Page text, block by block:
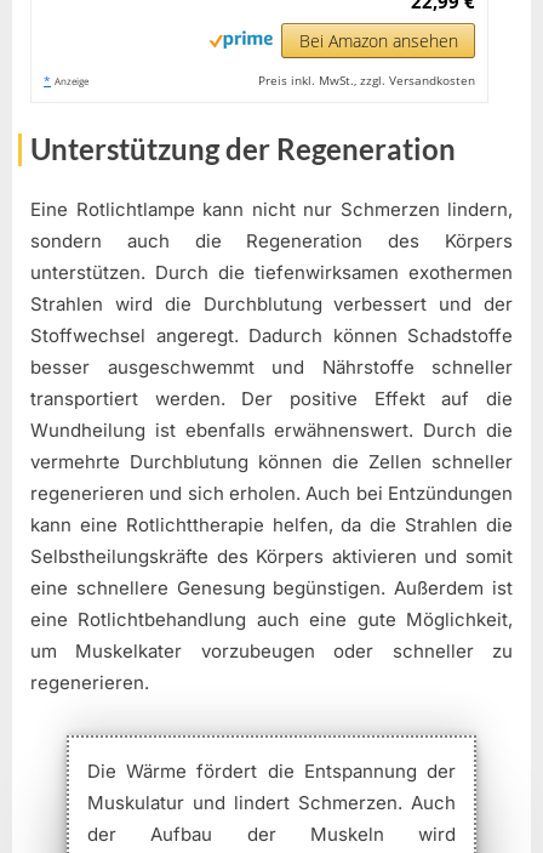
Bei Amazon ansehen
* Anzeige Preis inkl. MwSt., zzgl. Versandkosten
Unterstützung der Regeneration
Eine Rotlichtlampe kann nicht nur Schmerzen lindern,
sondern auch die Regeneration des Körpers
unterstützen. Durch die tiefenwirksamen exothermen
Strahlen wird die Durchblutung verbessert und der
Stoffwechsel angeregt. Dadurch können Schadstoffe
besser ausgeschwemmt und Nährstoffe schneller
transportiert werden. Der positive Effekt auf die
Wundheilung ist ebenfalls erwähnenswert. Durch die
vermehrte Durchblutung können die Zellen schneller
regenerieren und sich erholen. Auch bei Entzündungen
kann eine Rotlichttherapie helfen, da die Strahlen die
Selbstheilungskräfte des Körpers aktivieren und somit
eine schnellere Genesung begünstigen. Außerdem ist
eine Rotlichtbehandlung auch eine gute Möglichkeit,
um Muskelkater vorzubeugen oder schneller zu
regenerieren.
Die Wärme fördert die Entspannung der
Muskulatur und lindert Schmerzen. Auch
der Aufbau der Muskeln wird